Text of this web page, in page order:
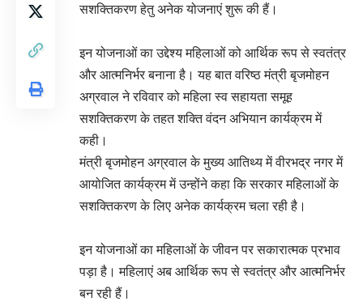
सशक्तिकरण हेतु अनेक योजनाएं शुरू की हैं।
इन योजनाओं का उद्देश्य महिलाओं को आर्थिक रूप से स्वतंत्र
और आत्मनिर्भर बनाना है। यह बात वरिष्ठ मंत्री बृजमोहन
अग्रवाल ने रविवार को महिला स्व सहायता समूह
सशक्तिकरण के तहत शक्ति वंदन अभियान कार्यक्रम में
कही।
मंत्री बृजमोहन अग्रवाल के मुख्य आतिथ्य में वीरभद्र नगर में
आयोजित कार्यक्रम में उन्होंने कहा कि सरकार महिलाओं के
सशक्तिकरण के लिए अनेक कार्यक्रम चला रही है।
इन योजनाओं का महिलाओं के जीवन पर सकारात्मक प्रभाव
पड़ा है। महिलाएं अब आर्थिक रूप से स्वतंत्र और आत्मनिर्भर
बन रही हैं।